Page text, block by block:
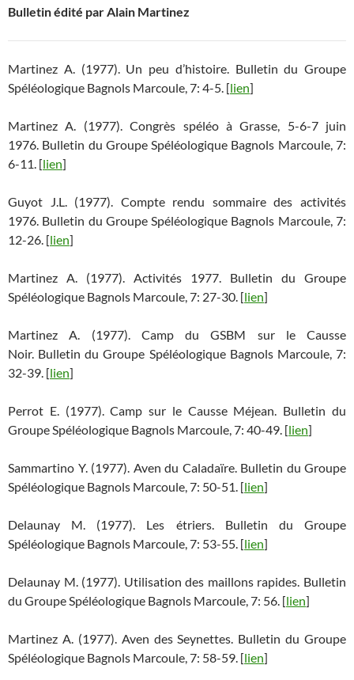
Bulletin édité par Alain Martinez
Martinez A. (1977). Un peu d’histoire. Bulletin du Groupe
Spéléologique Bagnols Marcoule, 7: 4-5. [lien]
Martinez A. (1977). Congrès spéléo à Grasse, 5-6-7 juin
1976. Bulletin du Groupe Spéléologique Bagnols Marcoule, 7:
6-11. [lien]
Guyot J.L. (1977). Compte rendu sommaire des activités
1976. Bulletin du Groupe Spéléologique Bagnols Marcoule, 7:
12-26. [lien]
Martinez A. (1977). Activités 1977. Bulletin du Groupe
Spéléologique Bagnols Marcoule, 7: 27-30. [lien]
Martinez A. (1977). Camp du GSBM sur le Causse
Noir. Bulletin du Groupe Spéléologique Bagnols Marcoule, 7:
32-39. [lien]
Perrot E. (1977). Camp sur le Causse Méjean. Bulletin du
Groupe Spéléologique Bagnols Marcoule, 7: 40-49. [lien]
Sammartino Y. (1977). Aven du Caladaïre. Bulletin du Groupe
Spéléologique Bagnols Marcoule, 7: 50-51. [lien]
Delaunay M. (1977). Les étriers. Bulletin du Groupe
Spéléologique Bagnols Marcoule, 7: 53-55. [lien]
Delaunay M. (1977). Utilisation des maillons rapides. Bulletin
du Groupe Spéléologique Bagnols Marcoule, 7: 56. [lien]
Martinez A. (1977). Aven des Seynettes. Bulletin du Groupe
Spéléologique Bagnols Marcoule, 7: 58-59. [lien]